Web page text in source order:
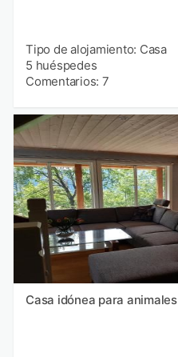
Tipo de alojamiento: Casa
5 huéspedes
Comentarios: 7
Casa idónea para animales